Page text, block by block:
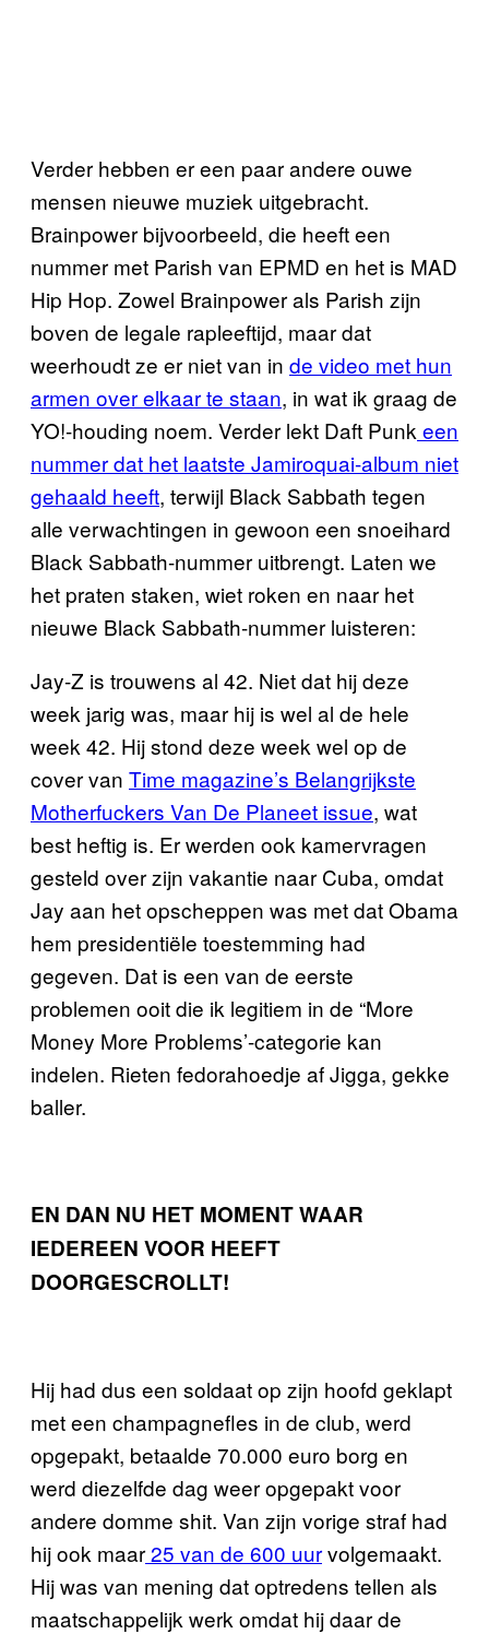
Verder hebben er een paar andere ouwe
mensen nieuwe muziek uitgebracht.
Brainpower bijvoorbeeld, die heeft een
nummer met Parish van EPMD en het is MAD
Hip Hop. Zowel Brainpower als Parish zijn
boven de legale rapleeftijd, maar dat
weerhoudt ze er niet van in de video met hun
armen over elkaar te staan, in wat ik graag de
YO!-houding noem. Verder lekt Daft Punk een
nummer dat het laatste Jamiroquai-album niet
gehaald heeft, terwijl Black Sabbath tegen
alle verwachtingen in gewoon een snoeihard
Black Sabbath-nummer uitbrengt. Laten we
het praten staken, wiet roken en naar het
nieuwe Black Sabbath-nummer luisteren:
Jay-Z is trouwens al 42. Niet dat hij deze
week jarig was, maar hij is wel al de hele
week 42. Hij stond deze week wel op de
cover van Time magazine’s Belangrijkste
Motherfuckers Van De Planeet issue, wat
best heftig is. Er werden ook kamervragen
gesteld over zijn vakantie naar Cuba, omdat
Jay aan het opscheppen was met dat Obama
hem presidentiële toestemming had
gegeven. Dat is een van de eerste
problemen ooit die ik legitiem in de “More
Money More Problems’-categorie kan
indelen. Rieten fedorahoedje af Jigga, gekke
baller.
EN DAN NU HET MOMENT WAAR
IEDEREEN VOOR HEEFT
DOORGESCROLLT!
Hij had dus een soldaat op zijn hoofd geklapt
met een champagnefles in de club, werd
opgepakt, betaalde 70.000 euro borg en
werd diezelfde dag weer opgepakt voor
andere domme shit. Van zijn vorige straf had
hij ook maar25 van de 600 uurvolgemaakt.
Hij was van mening dat optredens tellen als
maatschappelijk werk omdat hij daar de